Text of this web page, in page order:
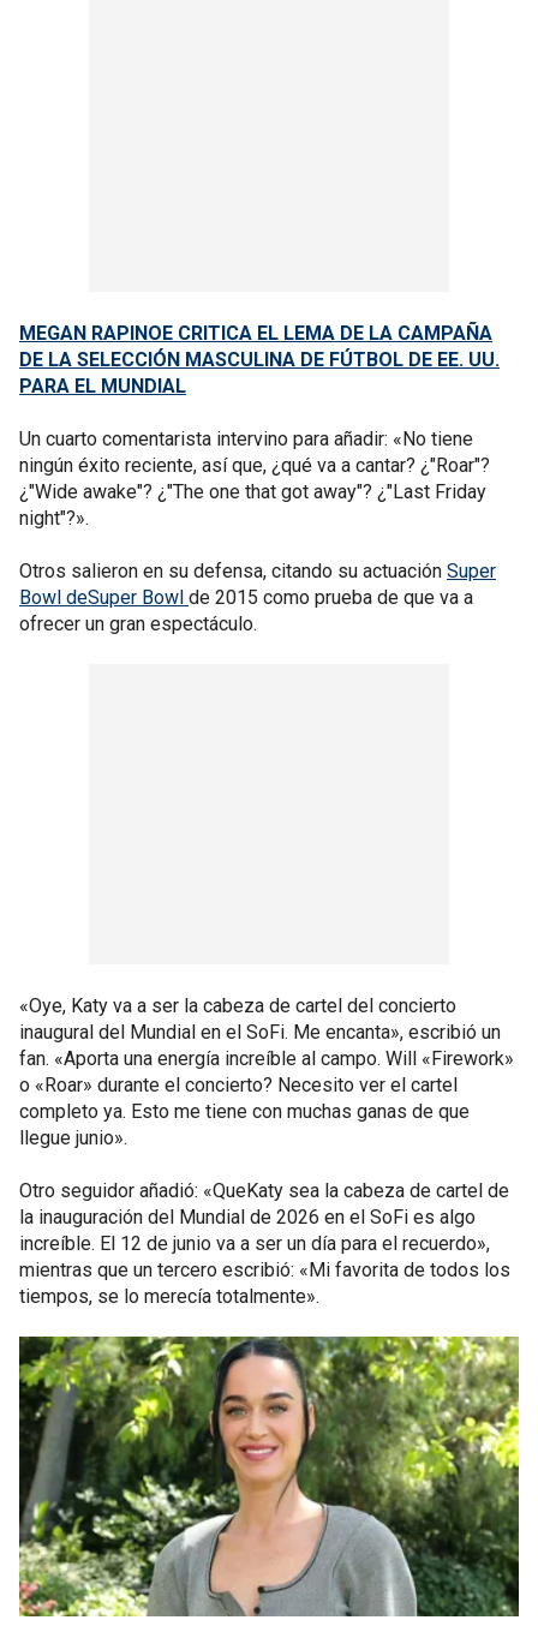
MEGAN RAPINOE CRITICA EL LEMA DE LA CAMPAÑA
DE LA SELECCIÓN MASCULINA DE FÚTBOL DE EE. UU.
PARA EL MUNDIAL
Un cuarto comentarista intervino para añadir: «No tiene
ningún éxito reciente, así que, ¿qué va a cantar? ¿"Roar"?
¿"Wide awake"? ¿"The one that got away"? ¿"Last Friday
night"?».
Otros salieron en su defensa, citando su actuación Super
Bowl deSuper Bowl de 2015 como prueba de que va a
ofrecer un gran espectáculo.
«Oye, Katy va a ser la cabeza de cartel del concierto
inaugural del Mundial en el SoFi. Me encanta», escribió un
fan. «Aporta una energía increíble al campo. Will «Firework»
o «Roar» durante el concierto? Necesito ver el cartel
completo ya. Esto me tiene con muchas ganas de que
llegue junio».
Otro seguidor añadió: «QueKaty sea la cabeza de cartel de
la inauguración del Mundial de 2026 en el SoFi es algo
increíble. El 12 de junio va a ser un día para el recuerdo»,
mientras que un tercero escribió: «Mi favorita de todos los
tiempos, se lo merecía totalmente».